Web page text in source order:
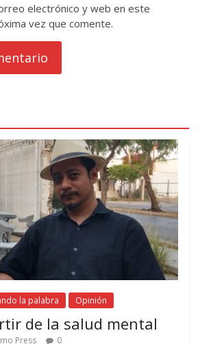
electrónico y web en este
vez que comente.
la palabra Opinión
de la salud mental
Press 0